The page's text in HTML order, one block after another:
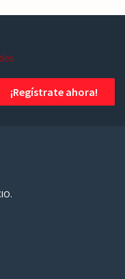
¡Regístrate ahora!